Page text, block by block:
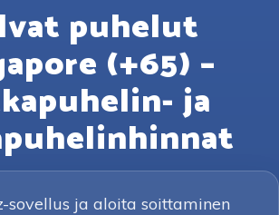
puhelut
(+65) –
ja
sovellus ja aloita soittaminen